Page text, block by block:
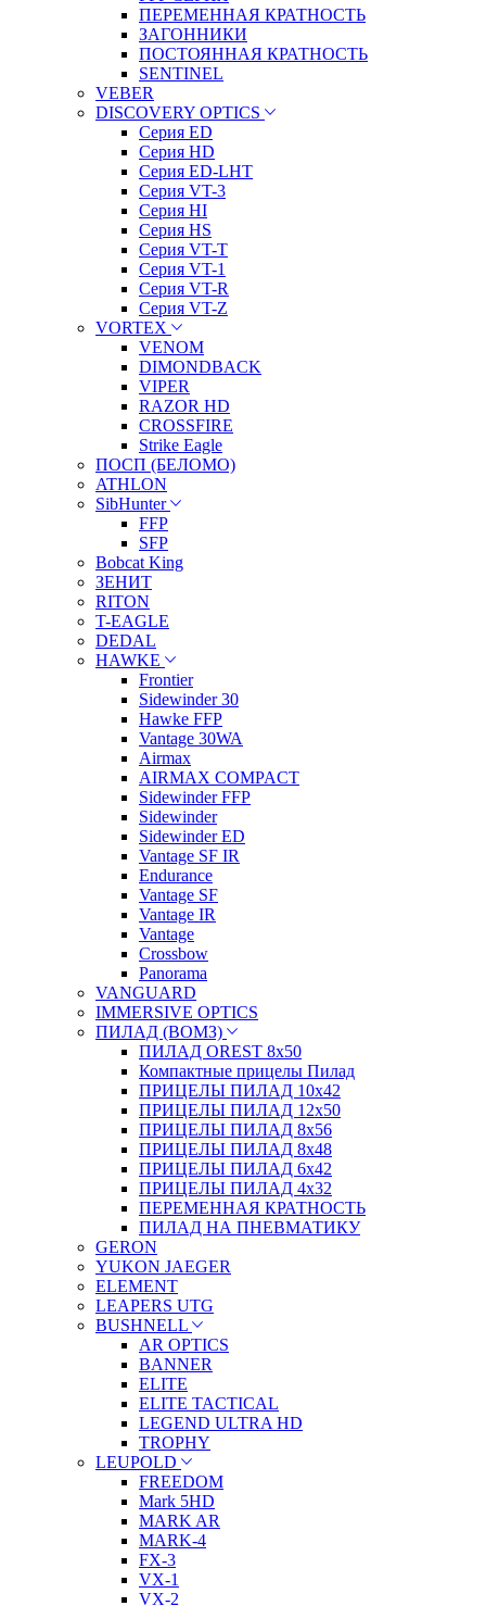
ПЕРЕМЕННАЯ КРАТНОСТЬ
ЗАГОННИКИ
ПОСТОЯННАЯ КРАТНОСТЬ
SENTINEL
VEBER
DISCOVERY OPTICS
Серия ED
Серия HD
Серия ED-LHT
Серия VT-3
Серия HI
Серия HS
Серия VT-T
Серия VT-1
Серия VT-R
Серия VT-Z
VORTEX
VENOM
DIMONDBACK
VIPER
RAZOR HD
CROSSFIRE
Strike Eagle
ПОСП (БЕЛОМО)
ATHLON
SibHunter
FFP
SFP
Bobcat King
ЗЕНИТ
RITON
T-EAGLE
DEDAL
HAWKE
Frontier
Sidewinder 30
Hawke FFP
Vantage 30WA
Airmax
AIRMAX COMPACT
Sidewinder FFP
Sidewinder
Sidewinder ED
Vantage SF IR
Endurance
Vantage SF
Vantage IR
Vantage
Crossbow
Panorama
VANGUARD
IMMERSIVE OPTICS
ПИЛАД (ВОМЗ)
ПИЛАД OREST 8х50
Компактные прицелы Пилад
ПРИЦЕЛЫ ПИЛАД 10х42
ПРИЦЕЛЫ ПИЛАД 12х50
ПРИЦЕЛЫ ПИЛАД 8х56
ПРИЦЕЛЫ ПИЛАД 8х48
ПРИЦЕЛЫ ПИЛАД 6х42
ПРИЦЕЛЫ ПИЛАД 4х32
ПЕРЕМЕННАЯ КРАТНОСТЬ
ПИЛАД НА ПНЕВМАТИКУ
GERON
YUKON JAEGER
ELEMENT
LEAPERS UTG
BUSHNELL
AR OPTICS
BANNER
ELITE
ELITE TACTICAL
LEGEND ULTRA HD
TROPHY
LEUPOLD
FREEDOM
Mark 5HD
MARK AR
MARK-4
FX-3
VX-1
VX-2